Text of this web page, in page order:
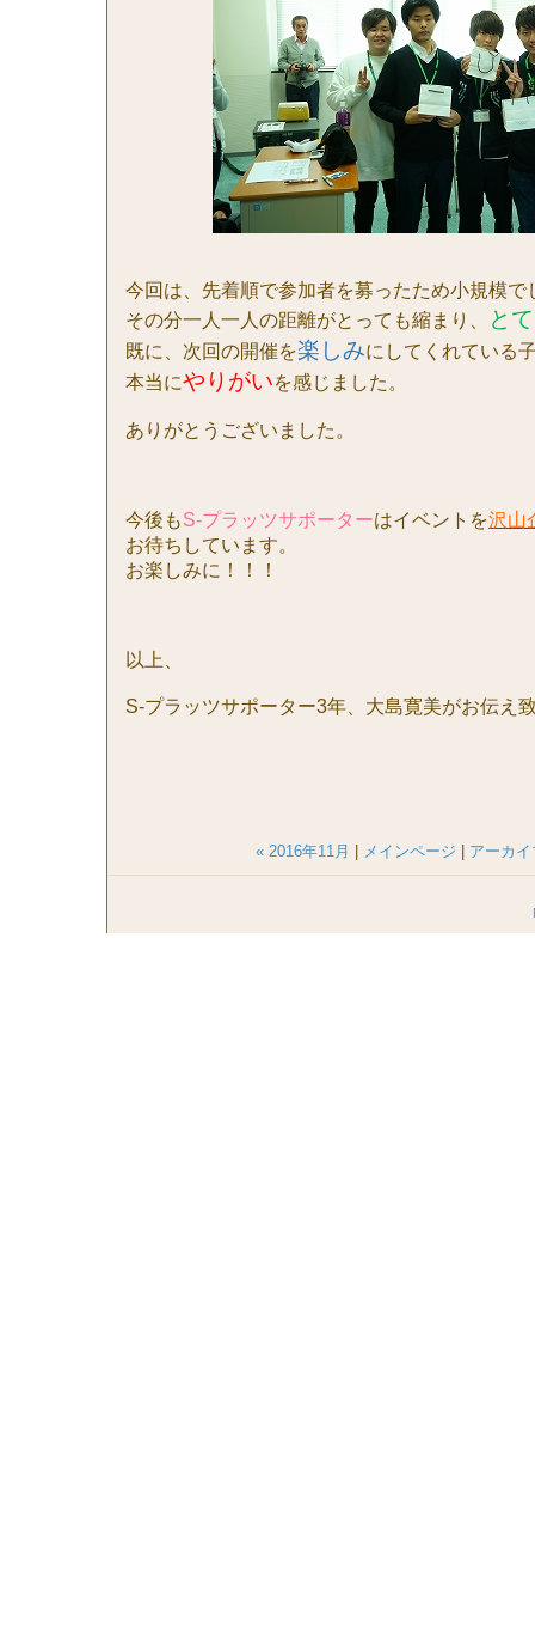
今回は、先着順で参加者を募ったため小規模で
その分一人一人の距離がとっても縮まり、
と
既に、次回の開催を楽しみにしてくれている
本当にやりがいを感じました。
ありがとうございました。
今後もS-プラッツサポーターはイベントを沢山
お待ちしています。
お楽しみに！！！
以上、
S-プラッツサポーター3年、大島寛美がお伝え
« 2016年11月 メインページ アーカイ